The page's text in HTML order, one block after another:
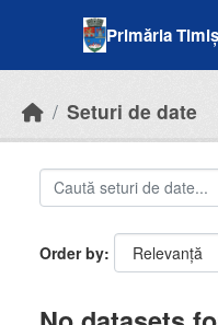
Primăria
Seturi de date
Order by